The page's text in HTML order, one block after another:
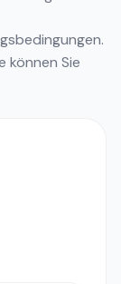
.
können Sie